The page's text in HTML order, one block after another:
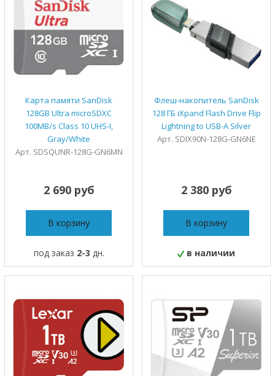
Карта памяти SanDisk
128GB Ultra microSDXC
100MB/s Class 10 UHS-I,
Gray/White
Арт. SDSQUNR-128G-GN6MN
2 690 руб
В корзину
под заказ 2-3 дн.
Флеш-накопитель SanDisk
128 ГБ iXpand Flash Drive Flip
Lightning to USB-A Silver
Арт. SDIX90N-128G-GN6NE
2 380 руб
В корзину
в наличии